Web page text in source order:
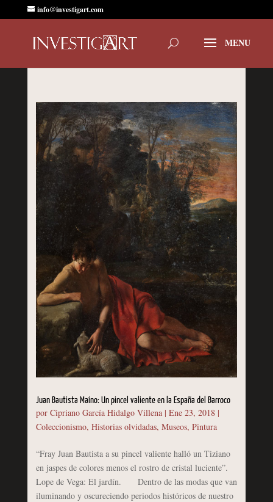
info@investigart.com
Juan Bautista Maíno: Un pincel valiente en la España del Barroco
por Cipriano García Hidalgo Villena| Ene 23, 2018|
Coleccionismo, Historias olvidadas, Museos, Pintura
“Fray Juan Bautista a su pincel valiente halló un Tiziano
en jaspes de colores menos el rostro de cristal luciente”.
Lope de Vega: El jardín. Dentro de las modas que van
iluminando y oscureciendo periodos históricos de nuestro